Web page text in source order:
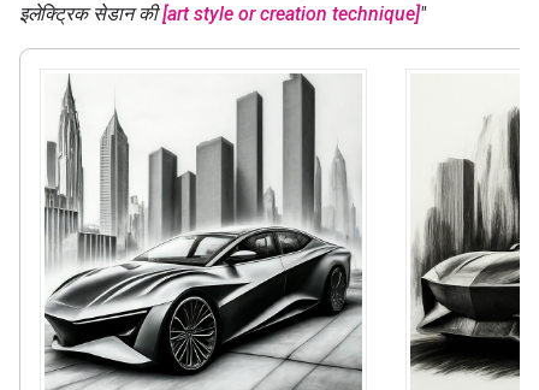
इलेक्ट्रिक सेडान की[art style or creation technique]"